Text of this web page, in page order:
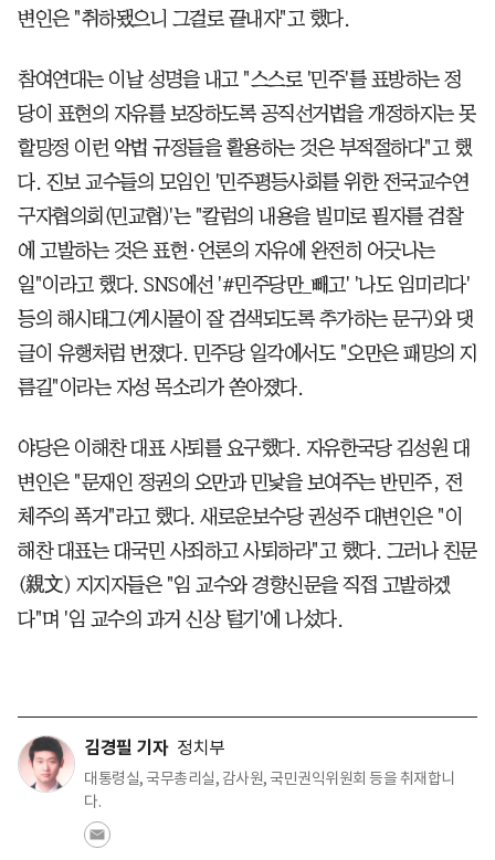
변인은 "취하됐으니 그걸로 끝내자"고 했다.
참여연대는 이날 성명을 내고 "스스로 '민주'를 표방하는 정
당이 표현의 자유를 보장하도록 공직선거법을 개정하지는 못
할망정 이런 악법 규정들을 활용하는 것은 부적절하다"고 했
다. 진보 교수들의 모임인 '민주평등사회를 위한 전국교수연
구자협의회(민교협)'는 "칼럼의 내용을 빌미로 필자를 검찰
에 고발하는 것은 표현·언론의 자유에 완전히 어긋나는
일"이라고 했다. SNS에선 '#민주당만_빼고' '나도 임미리다'
등의 해시태그(게시물이 잘 검색되도록 추가하는 문구)와 댓
글이 유행처럼 번졌다. 민주당 일각에서도 "오만은 패망의 지
름길"이라는 자성 목소리가 쏟아졌다.
야당은 이해찬 대표 사퇴를 요구했다. 자유한국당 김성원 대
변인은 "문재인 정권의 오만과 민낯을 보여주는 반민주, 전
체주의 폭거"라고 했다. 새로운보수당 권성주 대변인은 "이
해찬 대표는 대국민 사죄하고 사퇴하라"고 했다. 그러나 친문
(親文) 지지자들은 "임 교수와 경향신문을 직접 고발하겠
다"며 '임 교수의 과거 신상 털기'에 나섰다.
김경필 기자 정치부
대통령실, 국무총리실, 감사원, 국민권익위원회 등을 취재합니
다.